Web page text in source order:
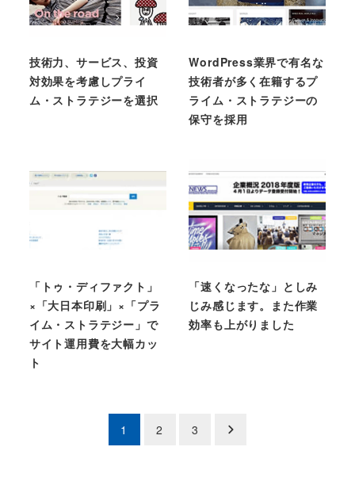
技術力、サービス、投資
対効果を考慮しプライ
ム・ストラテジーを選択
WordPress業界で有名な
技術者が多く在籍するプ
ライム・ストラテジーの
保守を採用
「トゥ・ディファクト」
×「大日本印刷」×「プラ
イム・ストラテジー」で
サイト運用費を大幅カッ
ト
「速くなったな」としみ
じみ感じます。また作業
効率も上がりました
pagination
1 2 3